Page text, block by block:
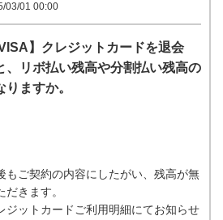
03/01 00:00
】クレジットカードを退会
、リボ払い残高や分割払い残高の
ますか。
もご契約の内容にしたがい、残高が無
きます。
ジットカードご利用明細にてお知らせ